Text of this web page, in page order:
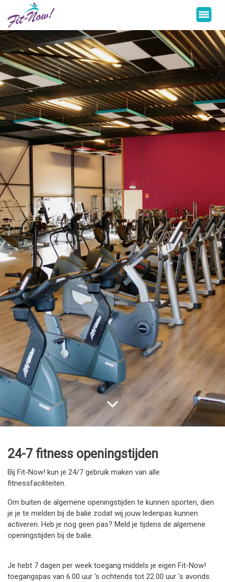
24-7 fitness openingstijden
Bij Fit-Now! kun je 24/7 gebruik maken van alle
fitnessfaciliteiten.
Om buiten de algemene openingstijden te kunnen sporten, dien
je je te melden bij de balie zodat wij jouw ledenpas kunnen
activeren. Heb je nog geen pas? Meld je tijdens de algemene
openingstijden bij de balie.
Je hebt 7 dagen per week toegang middels je eigen Fit-Now!
toegangspas van 6.00 uur 's ochtends tot 22.00 uur 's avonds.